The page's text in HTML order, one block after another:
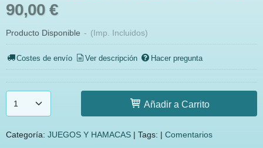
90,00 €
Producto Disponible - (Imp. Incluidos)
Costes de envío Ver descripción Hacer pregunta
Añadir a Carrito
Categoría: JUEGOS Y HAMACAS | Tags: | Comentarios